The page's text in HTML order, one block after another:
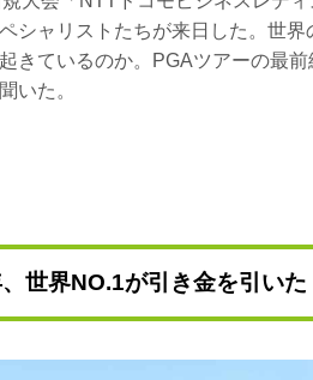
シャリストたちが来日した。世
きているのか。PGAツアーの最
いた。
世界NO.1が引き金を引いた